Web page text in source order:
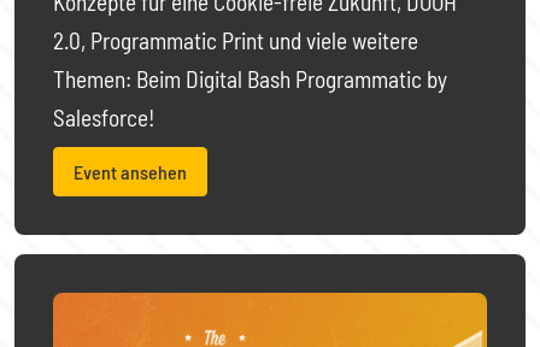
2.0, Programmatic Print und viele weitere
Themen: Beim Digital Bash Programmatic by
Salesforce!
Event ansehen